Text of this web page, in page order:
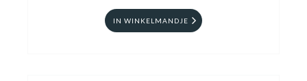
IN WINKELMANDJE